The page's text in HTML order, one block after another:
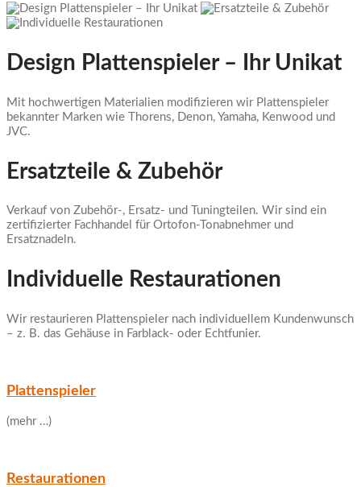
Design Plattenspieler – Ihr Unikat
Mit hochwertigen Materialien modifizieren wir Plattenspieler
bekannter Marken wie Thorens, Denon, Yamaha, Kenwood und
JVC.
Ersatzteile & Zubehör
Verkauf von Zubehör-, Ersatz- und Tuningteilen. Wir sind ein
zertifizierter Fachhandel für Ortofon-Tonabnehmer und
Ersatznadeln.
Individuelle Restaurationen
Wir restaurieren Plattenspieler nach individuellem Kundenwunsch
– z. B. das Gehäuse in Farblack- oder Echtfunier.
Plattenspieler
(mehr …)
Restaurationen